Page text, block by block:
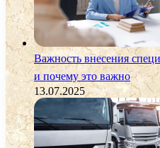
Важность внесения
и почему это важно
13.07.2025